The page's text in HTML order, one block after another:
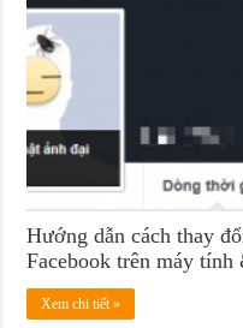
Hướng dẫn cách thay
Facebook trên máy
Xem chi tiết »